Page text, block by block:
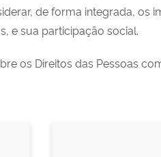
de forma integrada, os
e sua participação social.
os Direitos das Pessoas